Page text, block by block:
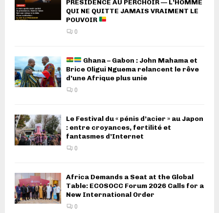
PRÉSIDENCE AU PERCHOIR — L’HOMME
QUI NE QUITTE JAMAIS VRAIMENT LE
POUVOIR
0
Ghana – Gabon : John Mahama et
Brice Oligui Nguema relancent le rêve
d’une Afrique plus unie
0
Le Festival du « pénis d’acier » au Japon
: entre croyances, fertilité et
fantasmes d’Internet
0
Africa Demands a Seat at the Global
Table: ECOSOCC Forum 2026 Calls for a
New International Order
0